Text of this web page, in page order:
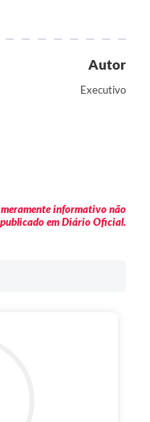
Autor
Executivo
informativo não
em Diário Oficial.